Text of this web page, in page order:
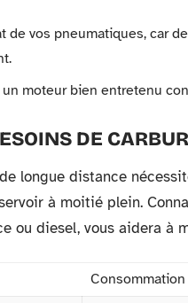
de vos pneumatiques, car
moteur bien entretenu
DE
longue distance
à moitié plein.
ou diesel, vous aidera à
Consommation